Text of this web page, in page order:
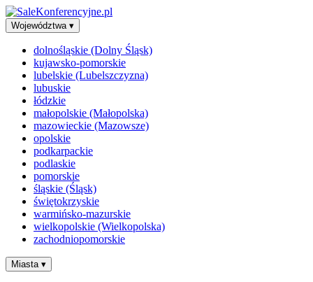
Województwa ▾
dolnośląskie (Dolny Śląsk)
kujawsko-pomorskie
lubelskie (Lubelszczyzna)
lubuskie
łódzkie
małopolskie (Małopolska)
mazowieckie (Mazowsze)
opolskie
podkarpackie
podlaskie
pomorskie
śląskie (Śląsk)
świętokrzyskie
warmińsko-mazurskie
wielkopolskie (Wielkopolska)
zachodniopomorskie
Miasta ▾